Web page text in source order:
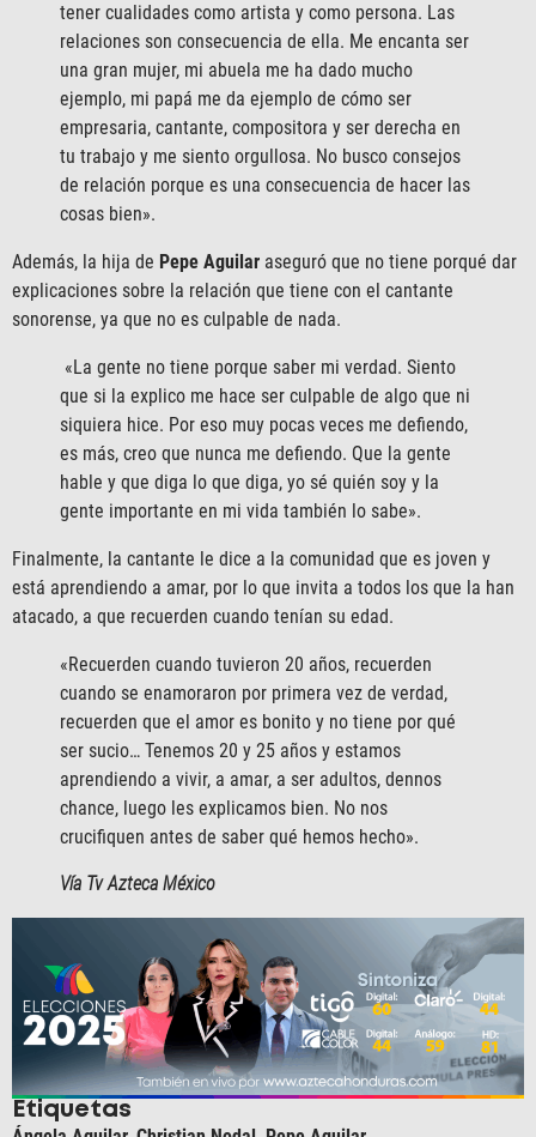
tener cualidades como artista y como persona. Las
relaciones son consecuencia de ella. Me encanta ser
una gran mujer, mi abuela me ha dado mucho
ejemplo, mi papá me da ejemplo de cómo ser
empresaria, cantante, compositora y ser derecha en
tu trabajo y me siento orgullosa. No busco consejos
de relación porque es una consecuencia de hacer las
cosas bien».
Además, la hija de Pepe Aguilar aseguró que no tiene porqué dar
explicaciones sobre la relación que tiene con el cantante
sonorense, ya que no es culpable de nada.
«La gente no tiene porque saber mi verdad. Siento
que si la explico me hace ser culpable de algo que ni
siquiera hice. Por eso muy pocas veces me defiendo,
es más, creo que nunca me defiendo. Que la gente
hable y que diga lo que diga, yo sé quién soy y la
gente importante en mi vida también lo sabe».
Finalmente, la cantante le dice a la comunidad que es joven y
está aprendiendo a amar, por lo que invita a todos los que la han
atacado, a que recuerden cuando tenían su edad.
«Recuerden cuando tuvieron 20 años, recuerden
cuando se enamoraron por primera vez de verdad,
recuerden que el amor es bonito y no tiene por qué
ser sucio… Tenemos 20 y 25 años y estamos
aprendiendo a vivir, a amar, a ser adultos, dennos
chance, luego les explicamos bien. No nos
crucifiquen antes de saber qué hemos hecho».
Vía Tv Azteca México
Etiquetas